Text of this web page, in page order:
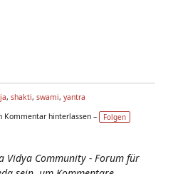
, shakti, swami, yantra
Kommentar hinterlassen –
Folgen
Vidya Community - Forum für